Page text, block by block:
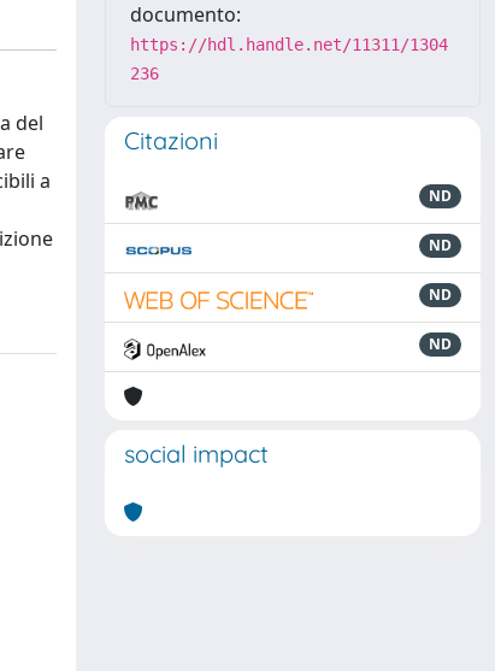
del
a
documento:
https://hdl.handle.net/11311/1304
236
Citazioni
ND
ND
ND
ND
social impact